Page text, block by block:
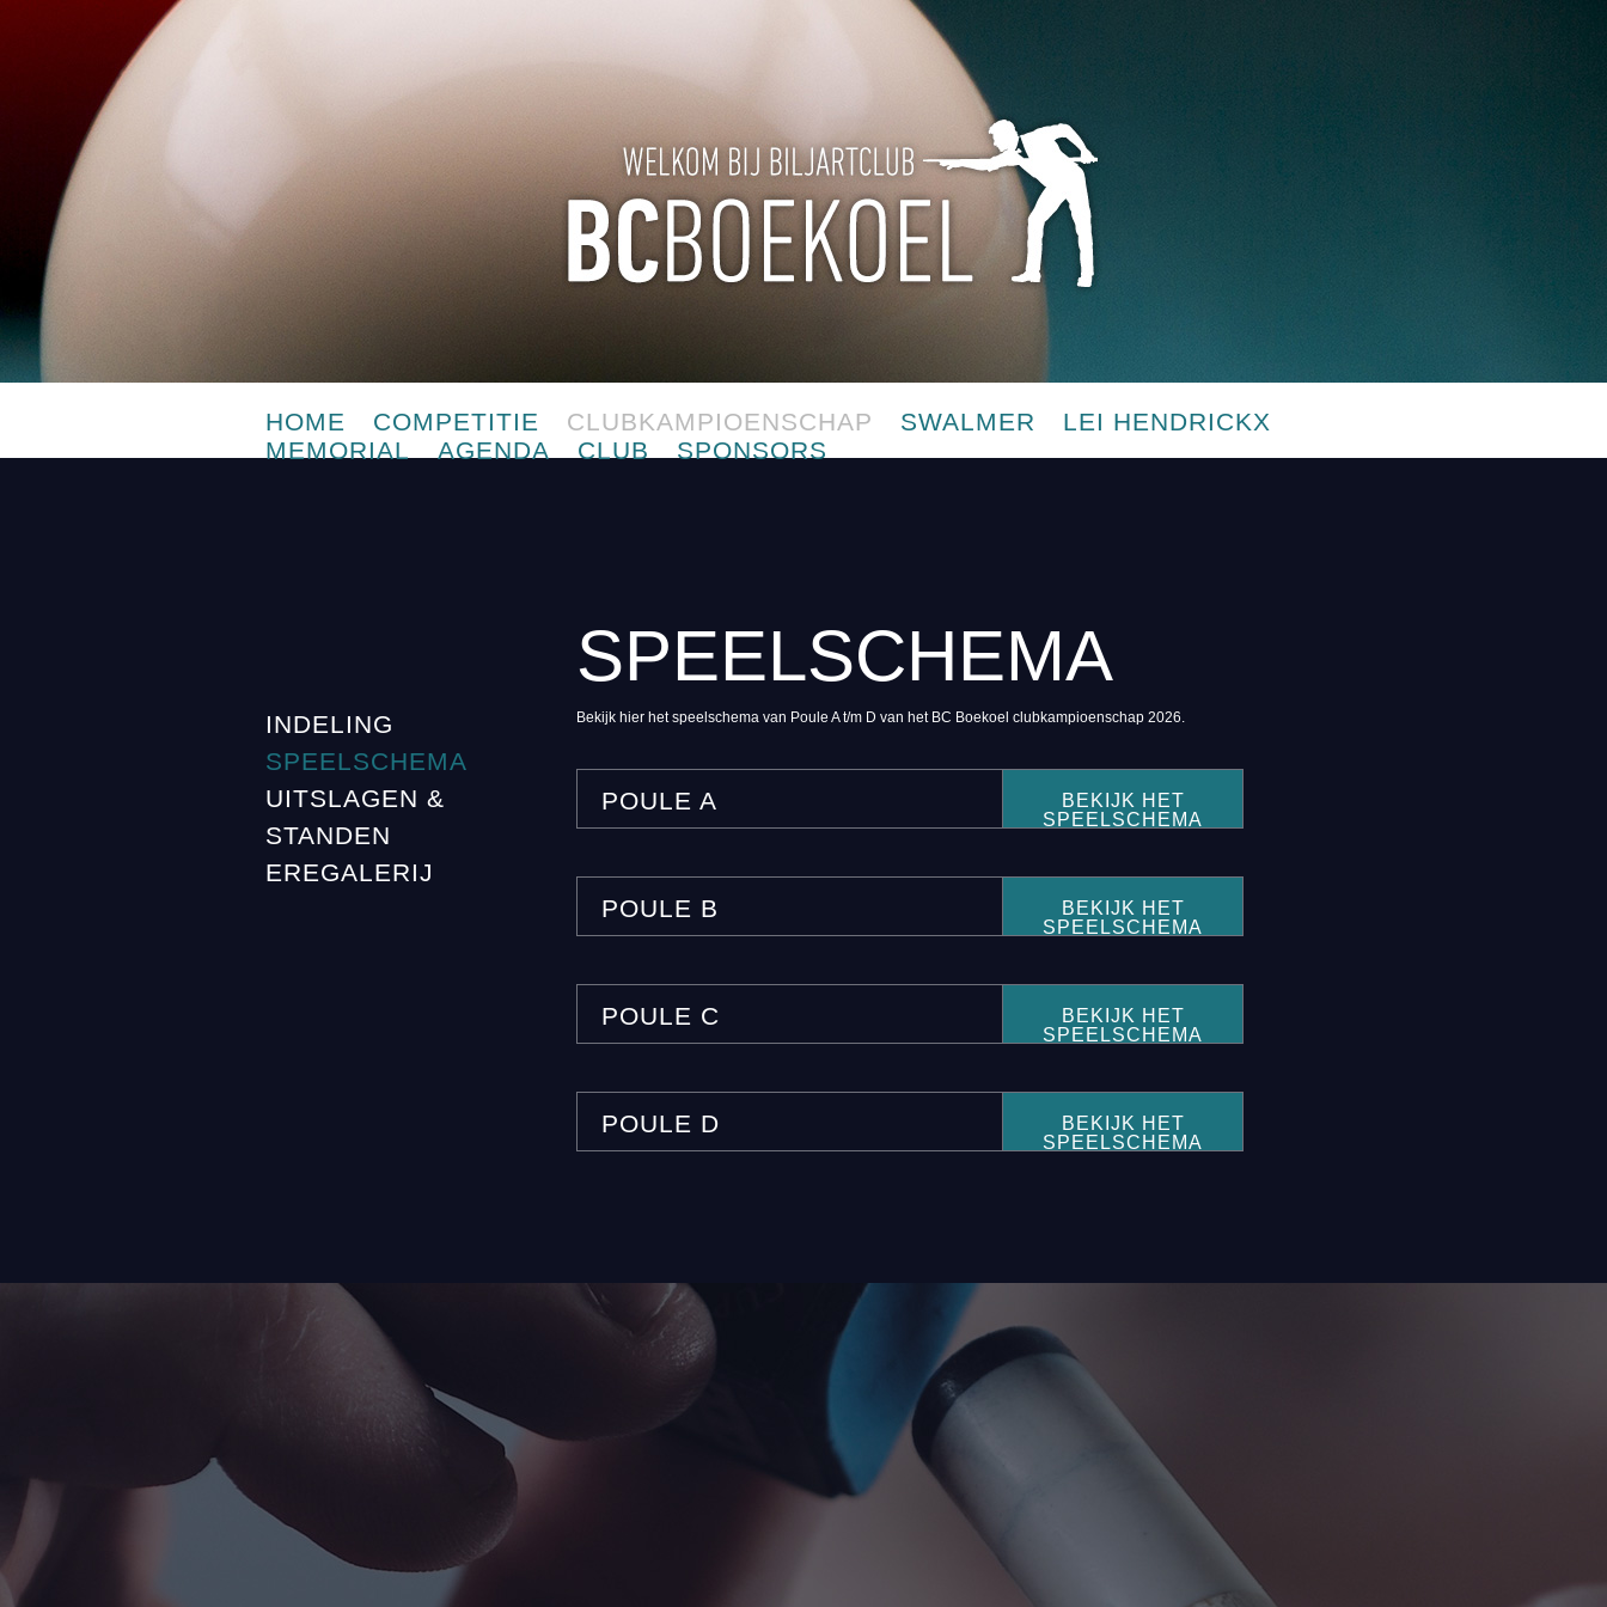
HOME COMPETITIE CLUBKAMPIOENSCHAP SWALMER
LEI HENDRICKX
MEMORIAL
AGENDA CLUB SPONSORS
INDELING
SPEELSCHEMA
UITSLAGEN &
STANDEN
EREGALERIJ
SPEELSCHEMA
Bekijk hier het speelschema van Poule A t/m D van het BC Boekoel clubkampioenschap 2026.
POULE A
BEKIJK HET
SPEELSCHEMA
POULE B
BEKIJK HET
SPEELSCHEMA
POULE C
BEKIJK HET
SPEELSCHEMA
POULE D
BEKIJK HET
SPEELSCHEMA